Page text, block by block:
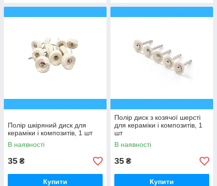
Полір шкіряний диск для
кераміки і композитів, 1 шт
В наявності
35 ₴
Купити
Полір диск з козячої шерсті
для кераміки і композитів, 1
шт
В наявності
35 ₴
Купити